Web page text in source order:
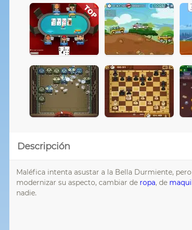
Descripción
Maléfica intenta asustar a la Bella Durmiente,
modernizar su aspecto, cambiar de ropa, de
nadie.